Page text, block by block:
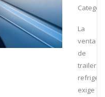
La
venta
de
trailers
exige